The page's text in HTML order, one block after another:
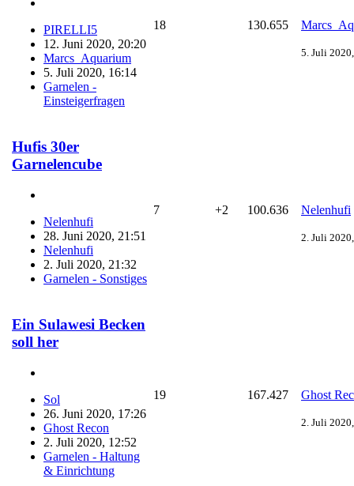
PIRELLI5
12. Juni 2020, 20:20
Marcs_Aquarium
5. Juli 2020, 16:14
Garnelen -
Einsteigerfragen
18 130.655
5. Juli
Hufis 30er
Garnelencube
Nelenhufi
28. Juni 2020, 21:51
Nelenhufi
2. Juli 2020, 21:32
Garnelen - Sonstiges
7 +2 100.636 Nelenhufi
2. Juli
Ein Sulawesi Becken
soll her
Sol
26. Juni 2020, 17:26
Ghost Recon
2. Juli 2020, 12:52
Garnelen - Haltung
& Einrichtung
19 167.427 Ghost
2. Juli